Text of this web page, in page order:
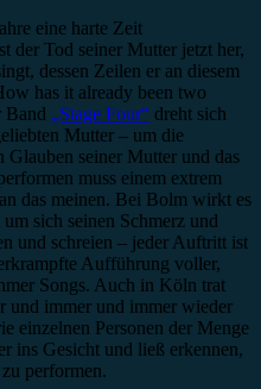
eine harte Zeit
der Tod seiner Mutter jetzt her,
dessen Zeilen er an diesem
has it already been two
Band „Stage Four“ dreht sich
Mutter – um die
seiner Mutter und das
muss einem extrem
das meinen. Bei Bolm wirkt es
sich seinen Schmerz und
und schreien – jeder Auftritt ist
Aufführung voller,
Songs. Auch in Köln trat
und immer und immer wieder
einzelnen Personen der Menge
ins Gesicht und ließ erkennen,
performen.